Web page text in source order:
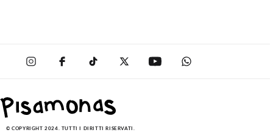
© COPYRIGHT 2024. TUTTI I DIRITTI RISERVATI.